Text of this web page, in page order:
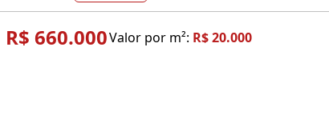
R$ 660.000Valor por m²: R$ 20.000